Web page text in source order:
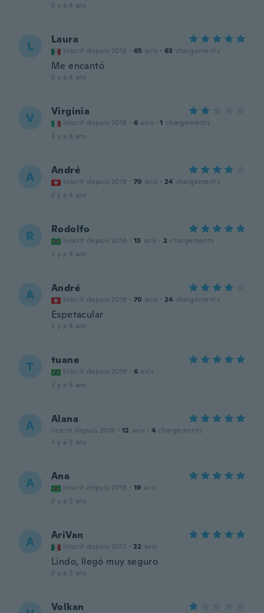
il y a 4 ans
L Laura
Inscrit depuis 2016 · 65 avis · 63 chargements
Me encantó
il y a 4 ans
V Virginia
Inscrit depuis 2018 · 6 avis · 1 chargements
il y a 4 ans
A André
Inscrit depuis 2019 · 70 avis · 24 chargements
il y a 4 ans
R Rodolfo
Inscrit depuis 2018 · 13 avis · 2 chargements
il y a 4 ans
A André
Inscrit depuis 2019 · 70 avis · 24 chargements
Espetacular
il y a 4 ans
T tuane
Inscrit depuis 2019 · 6 avis
il y a 5 ans
A Alana
Inscrit depuis 2018 · 12 avis · 4 chargements
il y a 5 ans
A Ana
Inscrit depuis 2019 · 19 avis
il y a 5 ans
A AriVan
Inscrit depuis 2017 · 22 avis
Lindo, llegó muy seguro
il y a 5 ans
Volkan